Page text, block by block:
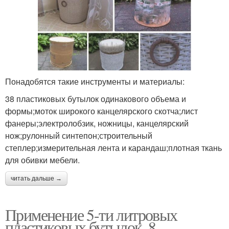
Понадобятся такие инструменты и материалы:
38 пластиковых бутылок одинакового объема и
формы;моток широкого канцелярского скотча;лист
фанеры;электролобзик, ножницы, канцелярский
нож;рулонный синтепон;строительный
степлер;измерительная лента и карандаш;плотная ткань
для обивки мебели.
читать дальше →
Применение 5-ти литровых